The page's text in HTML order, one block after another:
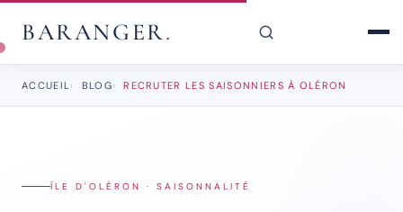
BARANGER.
ACCUEIL BLOG RECRUTER LES SAISONNIERS À OLÉRON
ÎLE D'OLÉRON · SAISONNALITÉ